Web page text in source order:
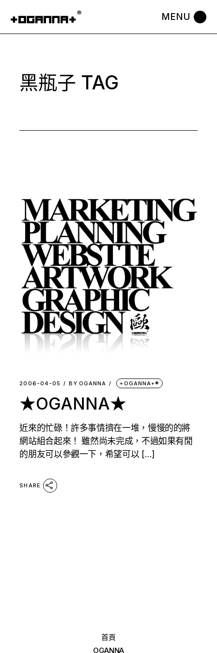
the
黑瓶子 TAG
2006-04-05 BY OGANNA +OGANNA+®
★OGANNA★
近來的忙碌！許多事情擠在一堆，慢慢的的將
網站組合起來！ 雖然尚未完成，不過如果有閒
的朋友可以參觀一下，希望可以 […]
SHARE
首頁
OGANNA